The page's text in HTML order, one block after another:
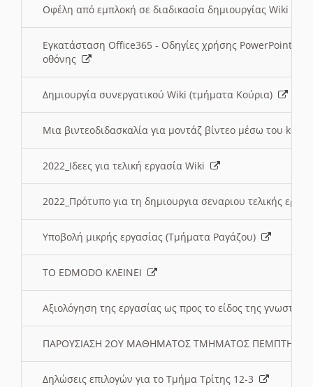
Οφέλη από εμπλοκή σε διαδικασία δημιουργίας Wiki
Εγκατάσταση Office365 - Οδηγίες χρήσης PowerPoint
οθόνης
Δημιουργία συνεργατικού Wiki (τμήματα Κούρια)
Μια βιντεοδιδασκαλία για μοντάζ βίντεο μέσω του
2022_Ιδεες για τελική εργασία Wiki
2022_Πρότυπο για τη δημιουργια σεναριου τελικής
Υποβολή μικρής εργασίας (Τμήματα Ραγάζου)
ΤΟ EDMODO ΚΛΕΙΝΕΙ
Αξιολόγηση της εργασίας ως προς το είδος της
ΠΑΡΟΥΣΙΑΣΗ 2ΟΥ ΜΑΘΗΜΑΤΟΣ ΤΜΗΜΑΤΟΣ
Δηλώσεις επιλογών για το Τμήμα Τρίτης 12-3